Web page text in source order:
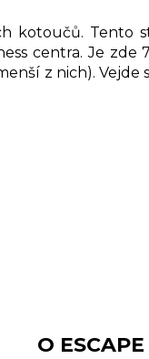
kotoučů. Tento
centra. Je zde
z nich). Vejde
O